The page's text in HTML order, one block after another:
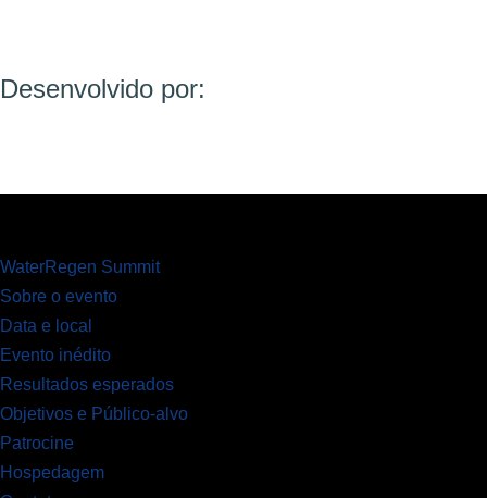
Desenvolvido por:
WaterRegen Summit
Sobre o evento
Data e local
Evento inédito
Resultados esperados
Objetivos e Público-alvo
Patrocine
Hospedagem